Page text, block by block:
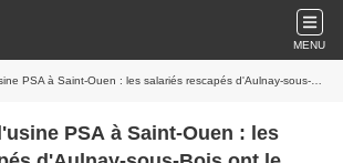
MENU
à Saint-Ouen : les salariés rescapés d'Aulnay-sous-Bois ont le blues
PSA à Saint-Ouen : les